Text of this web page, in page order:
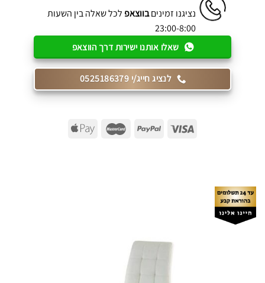
נציגנו זמיניםבווצאפ לכל שאלה בין השעות
23:00-8:00
שאלו אותנו ישירות דרך הווצאפ
לנציג חייג/י 0525186379